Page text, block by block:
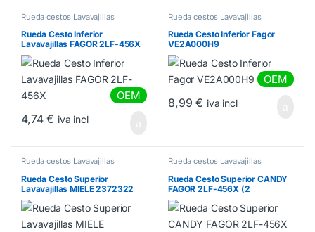
Rueda cestos Lavavajillas
Rueda Cesto Inferior
Lavavajillas FAGOR 2LF-456X
OEM
4,74€ iva incl
Rueda cestos Lavavajillas
Rueda Cesto Inferior Fagor
VE2A000H9
OEM
8,99€ iva incl
Rueda cestos Lavavajillas
Rueda Cesto Superior
Lavavajillas MIELE 2372322
Rueda cestos Lavavajillas
Rueda Cesto Superior CANDY
FAGOR 2LF-456X (2
UNIDADES) VMI000160